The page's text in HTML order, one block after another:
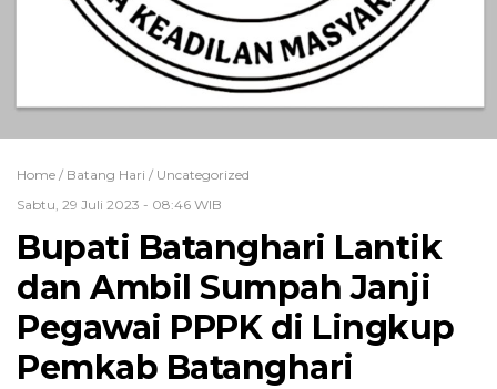
Home / Batang Hari / Uncategorized
Sabtu, 29 Juli 2023 - 08:46 WIB
Bupati Batanghari Lantik
dan Ambil Sumpah Janji
Pegawai PPPK di Lingkup
Pemkab Batanghari